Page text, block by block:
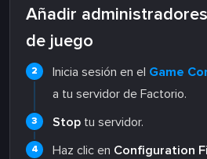
Añadir
de juego
Inicia sesión en el Game
a tu servidor de Factorio.
Stop tu servidor.
Haz clic en Configuration